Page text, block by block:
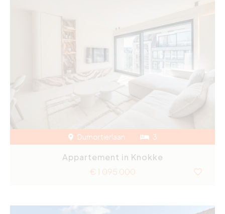
Dumortierlaan 3
Appartement in Knokke
€ 1 095 000